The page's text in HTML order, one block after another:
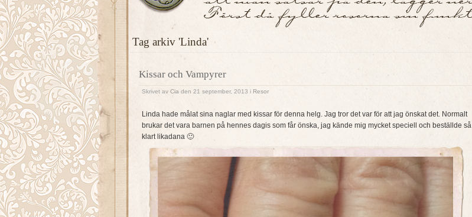
Tag arkiv 'Linda'
Kissar och Vampyrer
Skrivet av Cia den 21 september, 2013 i Resor
Linda hade målat sina naglar med kissar för denna helg. Jag tror det var för att jag önskat det. Normalt
brukar det vara barnen på hennes dagis som får önska, jag kände mig mycket speciell och beställde så
klart likadana 🙂